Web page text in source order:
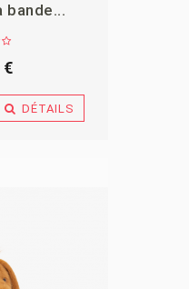
bande...
€
DÉTAILS